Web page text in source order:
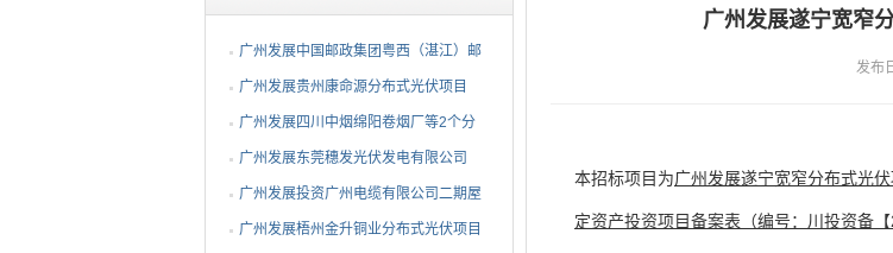
广州发展遂宁宽窄
发布
本招标项目为广州发展遂宁宽窄分布式光
定资产投资项目备案表 （编号：川投资备
广州发展中国邮政集团粤西（湛江）邮
件处理中心等3个分布...
广州发展贵州康命源分布式光伏项目
EPC总承包（第二次招标...
广州发展四川中烟绵阳卷烟厂等2个分
布式光伏项目EPC总承包...
广州发展东莞穗发光伏发电有限公司
（广州港新沙港务有限公...
广州发展投资广州电缆有限公司二期屋
顶分布式光伏项目EPC...
广州发展梧州金升铜业分布式光伏项目